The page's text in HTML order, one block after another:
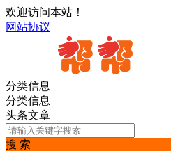
欢迎访问本站！
网站协议
分类信息
分类信息
头条文章
搜 索